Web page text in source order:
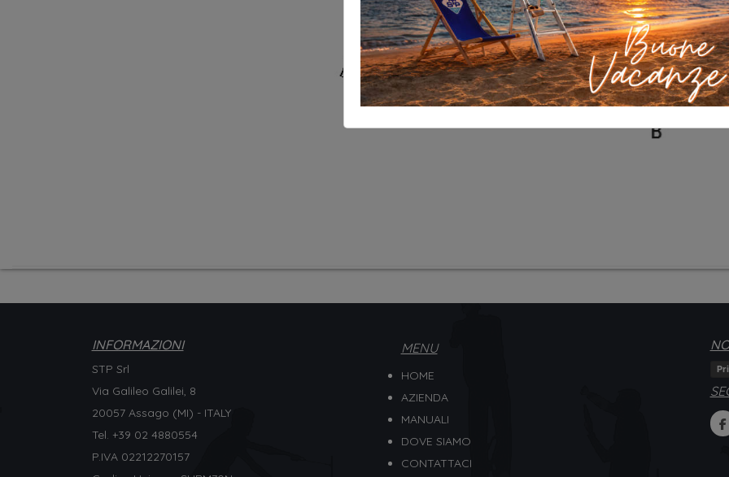
INFORMAZIONI
STP Srl
Via Galileo Galilei, 8
20057 Assago (MI) - ITALY
Tel. +39 02 4880554
P.IVA 02212270157
MENU
HOME
AZIENDA
MANUALI
DOVE SIAMO
CONTATTACI